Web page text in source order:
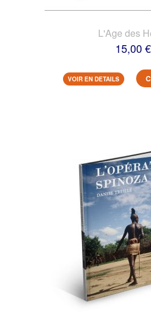
L'Age des
15,00 €
VOIR EN DETAILS